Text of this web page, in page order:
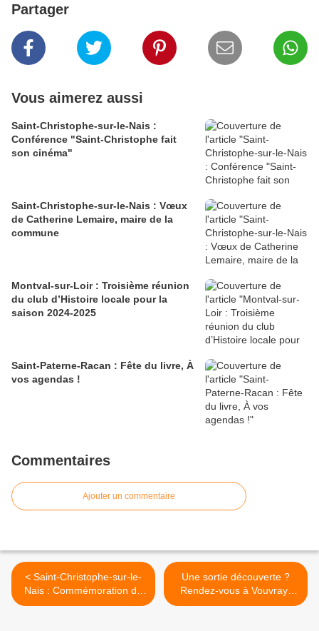
Partager
Vous aimerez aussi
Saint-Christophe-sur-le-Nais :
Conférence "Saint-Christophe fait
son cinéma"
Saint-Christophe-sur-le-Nais : Vœux
de Catherine Lemaire, maire de la
commune
Montval-sur-Loir : Troisième réunion
du club d’Histoire locale pour la
saison 2024-2025
Saint-Paterne-Racan : Fête du livre, À
vos agendas !
Commentaires
Ajouter un commentaire
< Saint-Christophe-sur-le-
Nais : Commémoration de
l'armistice du 11 novembre
Une sortie découverte ?
Rendez-vous à Vouvray-
sur-Loir >